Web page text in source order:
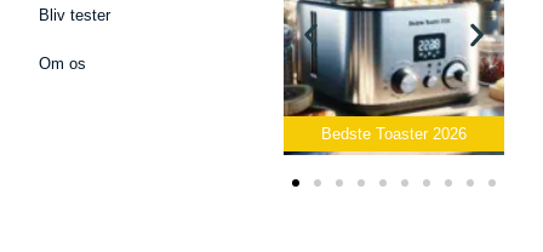
Bliv tester
Om os
Bedste Toaster 2026